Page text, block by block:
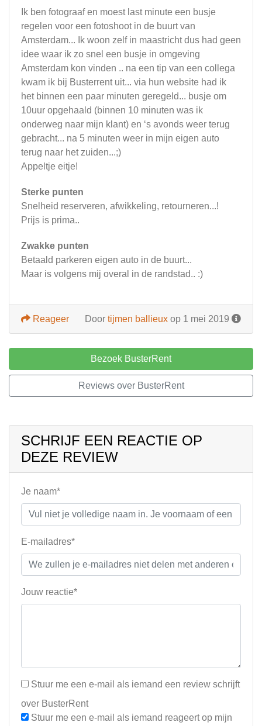
Ik ben fotograaf en moest last minute een busje
regelen voor een fotoshoot in de buurt van
Amsterdam... Ik woon zelf in maastricht dus had geen
idee waar ik zo snel een busje in omgeving
Amsterdam kon vinden .. na een tip van een collega
kwam ik bij Busterrent uit... via hun website had ik
het binnen een paar minuten geregeld... busje om
10uur opgehaald (binnen 10 minuten was ik
onderweg naar mijn klant) en ‘s avonds weer terug
gebracht... na 5 minuten weer in mijn eigen auto
terug naar het zuiden...;)
Appeltje eitje!
Sterke punten
Snelheid reserveren, afwikkeling, retourneren...!
Prijs is prima..
Zwakke punten
Betaald parkeren eigen auto in de buurt...
Maar is volgens mij overal in de randstad.. :)
Door tijmen ballieux op 1 mei 2019
Reageer
Bezoek BusterRent
Reviews over BusterRent
SCHRIJF EEN REACTIE OP
DEZE REVIEW
Je naam*
E-mailadres*
Jouw reactie*
Stuur me een e-mail als iemand een review schrijft
over BusterRent
Stuur me een e-mail als iemand reageert op mijn